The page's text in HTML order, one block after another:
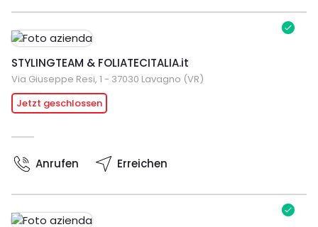
STYLINGTEAM & FOLIATECITALIA.it
Via Giuseppe Resi, 1 - 37030 Lavagno (VR)
Jetzt geschlossen
Anrufen Erreichen